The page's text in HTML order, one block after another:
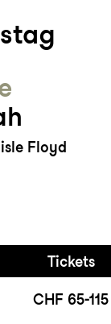
Floyd
Tickets
CHF 65-115